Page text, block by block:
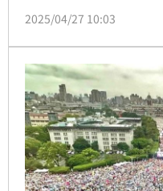
狀況，將依法予以處分
一再作弊造假，連死人
因為人數不足，竟連移
真實的民意反應？還是
造假？」
2025/04/27 10:03